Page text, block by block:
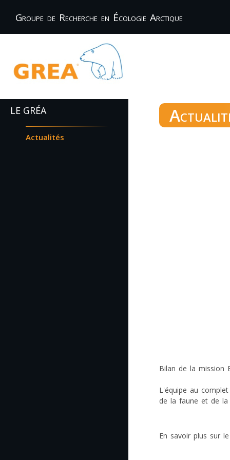
Groupe de Recherche en Écologie Arctique
LE GRÉA
Actualités
Bilan de la mission
L'équipe au
de la faune et de
En savoir plus sur